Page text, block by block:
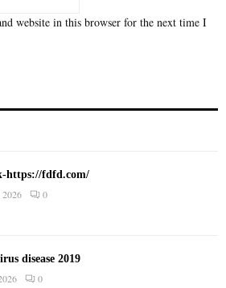
website in this browser for the next time I
https://fdfd.com/
0
disease 2019
0